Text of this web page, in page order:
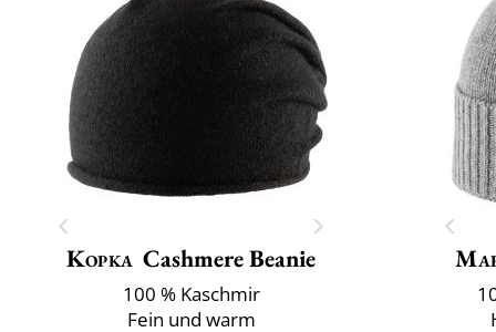
Kopka Cashmere Beanie
100 % Kaschmir
Fein und warm